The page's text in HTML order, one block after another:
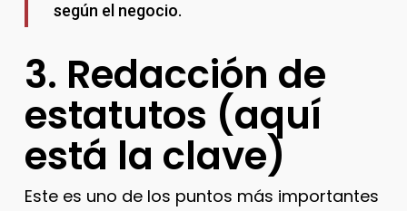
según el negocio.
3. Redacción de
estatutos (aquí
está la clave)
Este es uno de los puntos más importantes